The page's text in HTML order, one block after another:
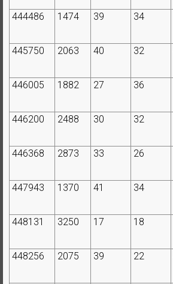
444486
1474 39 34
445750
2063 40 32
446005
1882 27 36
446200
2488 30 32
446368
2873 33 26
447943
1370 41 34
448131
3250 17 18
448256
2075 39 22